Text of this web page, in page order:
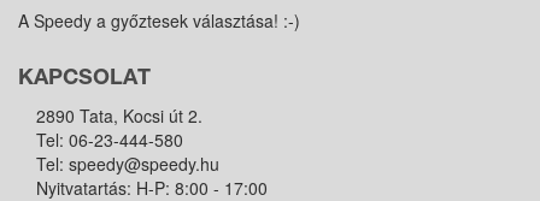
A Speedy a győztesek választása! :-)
KAPCSOLAT
2890 Tata, Kocsi út 2.
Tel: 06-23-444-580
Tel: speedy@speedy.hu
Nyitvatartás: H-P: 8:00 - 17:00